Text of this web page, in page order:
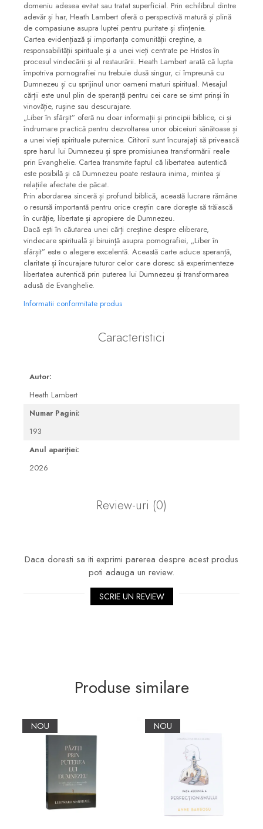
domeniu adesea evitat sau tratat superficial. Prin echilibrul dintre
adevăr și har, Heath Lambert oferă o perspectivă matură și plină
de compasiune asupra luptei pentru puritate și sfințenie.
Cartea evidențiază și importanța comunității creștine, a
responsabilității spirituale și a unei vieți centrate pe Hristos în
procesul vindecării și al restaurării. Heath Lambert arată că lupta
împotriva pornografiei nu trebuie dusă singur, ci împreună cu
Dumnezeu și cu sprijinul unor oameni maturi spiritual. Mesajul
cărții este unul plin de speranță pentru cei care se simt prinși în
vinovăție, rușine sau descurajare.
„Liber în sfârșit” oferă nu doar informații și principii biblice, ci și
îndrumare practică pentru dezvoltarea unor obiceiuri sănătoase și
a unei vieți spirituale puternice. Cititorii sunt încurajați să privească
spre harul lui Dumnezeu și spre promisiunea transformării reale
prin Evanghelie. Cartea transmite faptul că libertatea autentică
este posibilă și că Dumnezeu poate restaura inima, mintea și
relațiile afectate de păcat.
Prin abordarea sinceră și profund biblică, această lucrare rămâne
o resursă importantă pentru orice creștin care dorește să trăiască
în curăție, libertate și apropiere de Dumnezeu.
Dacă ești în căutarea unei cărți creștine despre eliberare,
vindecare spirituală și biruință asupra pornografiei, „Liber în
sfârșit” este o alegere excelentă. Această carte aduce speranță,
claritate și încurajare tuturor celor care doresc să experimenteze
libertatea autentică prin puterea lui Dumnezeu și transformarea
adusă de Evanghelie.
Informatii conformitate produs
Caracteristici
Autor:
Heath Lambert
Numar Pagini:
193
Anul apariției:
2026
Review-uri (0)
Daca doresti sa iti exprimi parerea despre acest produs
poti adauga un review.
SCRIE UN REVIEW
Produse similare
NOU NOU